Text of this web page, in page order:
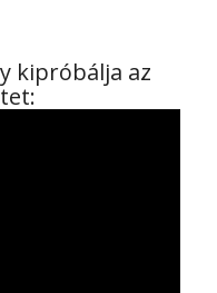
kipróbálja az